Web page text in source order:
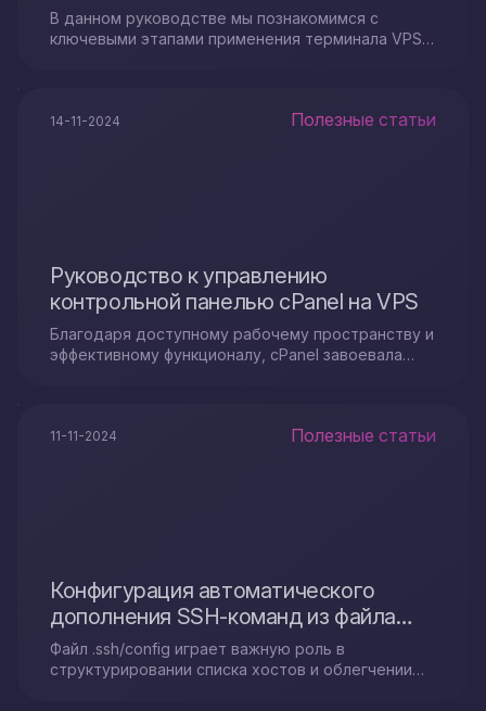
В данном руководстве мы познакомимся с
ключевыми этапами применения терминала VPS
14-11-2024 Полезные статьи
Руководство к управлению
контрольной панелью cPanel на VPS
Благодаря доступному рабочему пространству и
эффективному функционалу, cPanel завоевала
11-11-2024 Полезные статьи
Конфигурация автоматического
дополнения SSH-команд из файла
.ssh/config
Файл .ssh/config играет важную роль в
структурировании списка хостов и облегчении